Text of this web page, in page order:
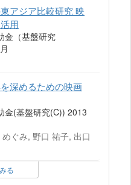
アジア比較研究 映
用
金（基盤研究
深めるための映画
金(基盤研究(C)) 2013
ぐみ, 野口 祐子, 出口
る